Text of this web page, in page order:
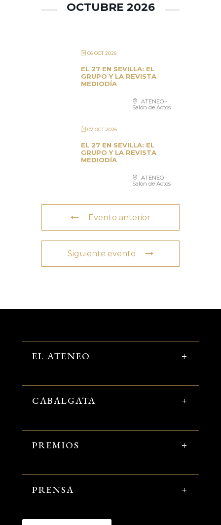
OCTUBRE 2026
06 OCT 2026
EL 27 EN SEVILLA: EL
GRUPO Y LA REVISTA
MEDIODÍA
ATENEO -
Salón de Actos
07 OCT 2026
EL 27 EN SEVILLA: EL
GRUPO Y LA REVISTA
MEDIODÍA
ATENEO -
Salón de Actos
Evento anterior
Siguiente evento
EL ATENEO
CABALGATA
PREMIOS
PRENSA